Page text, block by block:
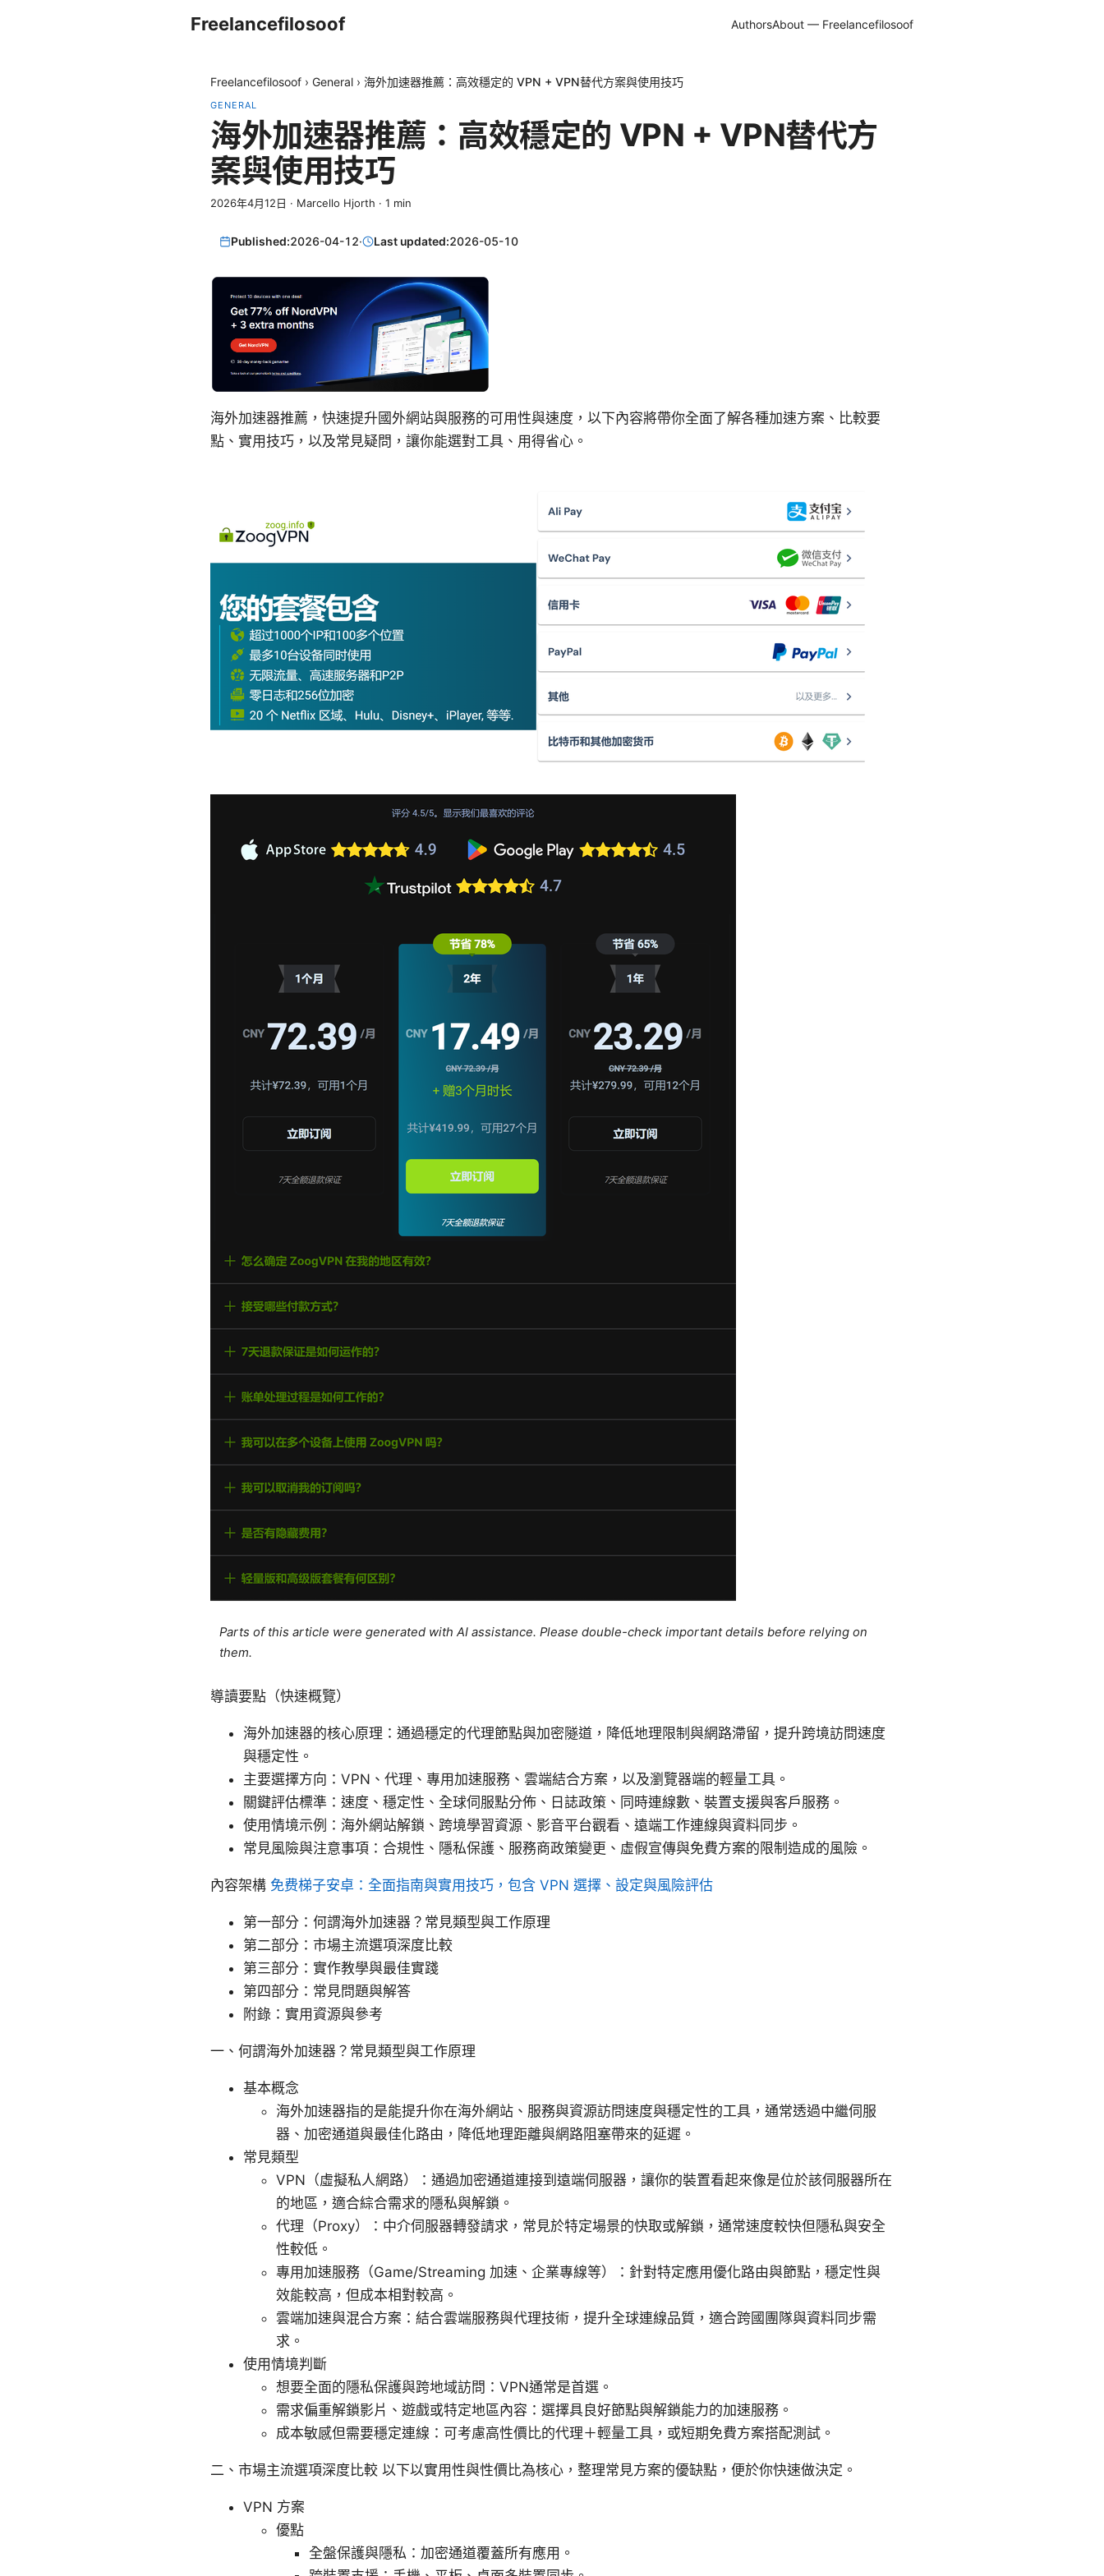
Freelancefilosoof AuthorsAbout — Freelancefilosoof
Freelancefilosoof › General › 海外加速器推薦：高效穩定的 VPN + VPN替代方案與使用技巧
GENERAL
海外加速器推薦：高效穩定的 VPN + VPN替代方
案與使用技巧
2026年4月12日 · Marcello Hjorth · 1 min
Published:2026-04-12· Last updated:2026-05-10
海外加速器推薦，快速提升國外網站與服務的可用性與速度，以下內容將帶你全面了解各種加速方案、比較要
點、實用技巧，以及常見疑問，讓你能選對工具、用得省心。
Parts of this article were generated with AI assistance. Please double-check important details before relying on
them.
導讀要點（快速概覽）
海外加速器的核心原理：通過穩定的代理節點與加密隧道，降低地理限制與網路滯留，提升跨境訪問速度
與穩定性。
主要選擇方向：VPN、代理、專用加速服務、雲端結合方案，以及瀏覽器端的輕量工具。
關鍵評估標準：速度、穩定性、全球伺服點分佈、日誌政策、同時連線數、裝置支援與客戶服務。
使用情境示例：海外網站解鎖、跨境學習資源、影音平台觀看、遠端工作連線與資料同步。
常見風險與注意事項：合規性、隱私保護、服務商政策變更、虛假宣傳與免費方案的限制造成的風險。
內容架構 免费梯子安卓：全面指南與實用技巧，包含 VPN 選擇、設定與風險評估
第一部分：何謂海外加速器？常見類型與工作原理
第二部分：市場主流選項深度比較
第三部分：實作教學與最佳實踐
第四部分：常見問題與解答
附錄：實用資源與參考
一、何謂海外加速器？常見類型與工作原理
基本概念
海外加速器指的是能提升你在海外網站、服務與資源訪問速度與穩定性的工具，通常透過中繼伺服
器、加密通道與最佳化路由，降低地理距離與網路阻塞帶來的延遲。
常見類型
VPN（虛擬私人網路）：通過加密通道連接到遠端伺服器，讓你的裝置看起來像是位於該伺服器所在
的地區，適合綜合需求的隱私與解鎖。
代理（Proxy）：中介伺服器轉發請求，常見於特定場景的快取或解鎖，通常速度較快但隱私與安全
性較低。
專用加速服務（Game/Streaming 加速、企業專線等）：針對特定應用優化路由與節點，穩定性與
效能較高，但成本相對較高。
雲端加速與混合方案：結合雲端服務與代理技術，提升全球連線品質，適合跨國團隊與資料同步需
求。
使用情境判斷
想要全面的隱私保護與跨地域訪問：VPN通常是首選。
需求偏重解鎖影片、遊戲或特定地區內容：選擇具良好節點與解鎖能力的加速服務。
成本敏感但需要穩定連線：可考慮高性價比的代理＋輕量工具，或短期免費方案搭配測試。
二、市場主流選項深度比較 以下以實用性與性價比為核心，整理常見方案的優缺點，便於你快速做決定。
VPN 方案
優點
全盤保護與隱私：加密通道覆蓋所有應用。